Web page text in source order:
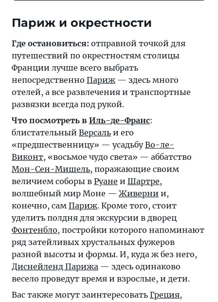
Париж и окрестности
Где остановиться: отправной точкой для
путешествий по окрестностям столицы
Франции лучше всего выбрать
непосредственно Париж — здесь много
отелей, а все развлечения и транспортные
развязки всегда под рукой.
Что посмотреть в Иль-де-Франс:
блистательный Версаль и его
«предшественницу» — усадьбуВо-ле-
Виконт, «восьмое чудо света» — аббатство
Мон-Сен-Мишель, поражающие своим
величием соборы в Руане и Шартре,
волшебный мир Моне — Живерни и,
конечно, сам Париж. Кроме того, стоит
уделить полдня для экскурсии в дворец
Фонтенбло, постройки которого напоминают
ряд затейливых хрустальных фужеров
разной высоты и формы. И, куда ж без него,
Диснейленд Парижа — здесь одинаково
весело проведут время и взрослые, и дети.
Вас также могут заинтересовать Греция,